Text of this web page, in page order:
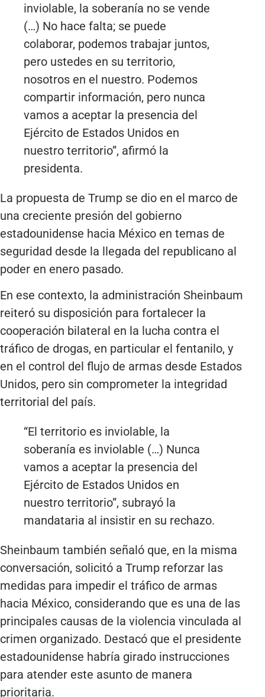
inviolable, la soberanía no se vende
(…) No hace falta; se puede
colaborar, podemos trabajar juntos,
pero ustedes en su territorio,
nosotros en el nuestro. Podemos
compartir información, pero nunca
vamos a aceptar la presencia del
Ejército de Estados Unidos en
nuestro territorio”, afirmó la
presidenta.
La propuesta de Trump se dio en el marco de
una creciente presión del gobierno
estadounidense hacia México en temas de
seguridad desde la llegada del republicano al
poder en enero pasado.
En ese contexto, la administración Sheinbaum
reiteró su disposición para fortalecer la
cooperación bilateral en la lucha contra el
tráfico de drogas, en particular el fentanilo, y
en el control del flujo de armas desde Estados
Unidos, pero sin comprometer la integridad
territorial del país.
“El territorio es inviolable, la
soberanía es inviolable (…) Nunca
vamos a aceptar la presencia del
Ejército de Estados Unidos en
nuestro territorio”, subrayó la
mandataria al insistir en su rechazo.
Sheinbaum también señaló que, en la misma
conversación, solicitó a Trump reforzar las
medidas para impedir el tráfico de armas
hacia México, considerando que es una de las
principales causas de la violencia vinculada al
crimen organizado. Destacó que el presidente
estadounidense habría girado instrucciones
para atender este asunto de manera
prioritaria.